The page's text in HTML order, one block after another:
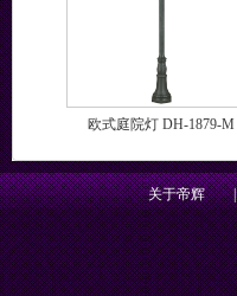
欧式庭院灯 DH-1879-M
关于帝辉 |